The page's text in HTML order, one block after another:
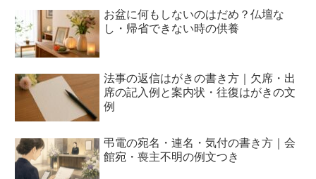
お盆に何もしないのはだめ？仏壇な
し・帰省できない時の供養
法事の返信はがきの書き方｜欠席・出
席の記入例と案内状・往復はがきの文
例
弔電の宛名・連名・気付の書き方｜会
館宛・喪主不明の例文つき